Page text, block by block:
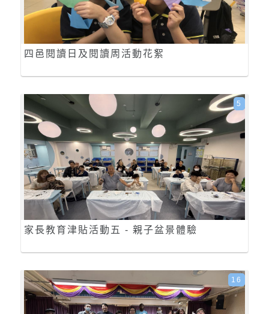
四邑閱讀日及閱讀周活動花絮
家長教育津貼活動五 - 親子盆景體驗
5
16